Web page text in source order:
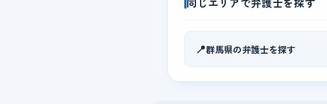
📍群馬県の弁護士を探す